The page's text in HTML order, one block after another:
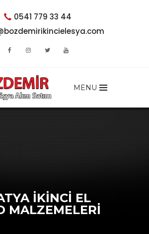
0541 779 33 44
MENU
İKINCI EL
MALZEMELERI